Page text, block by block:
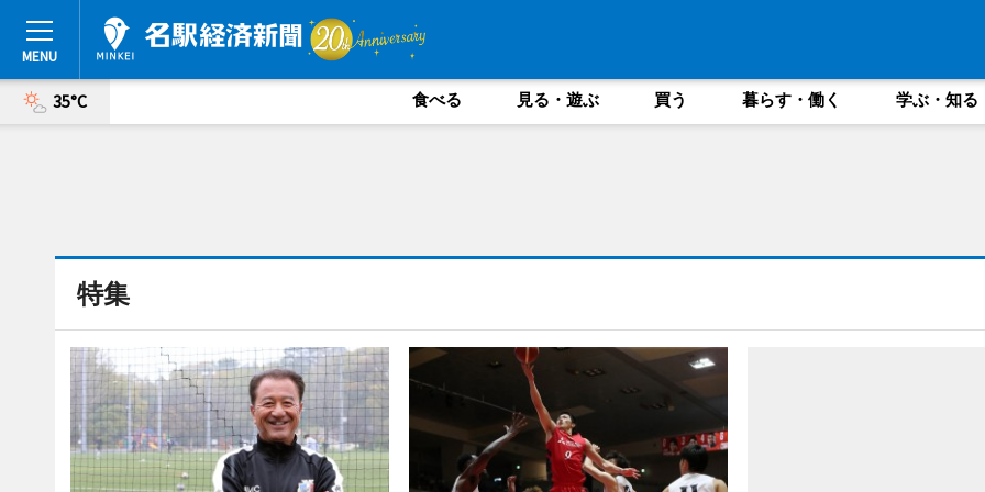
35°C 食べる 見る・遊ぶ 買う 暮らす・働く 学ぶ・知る
特集